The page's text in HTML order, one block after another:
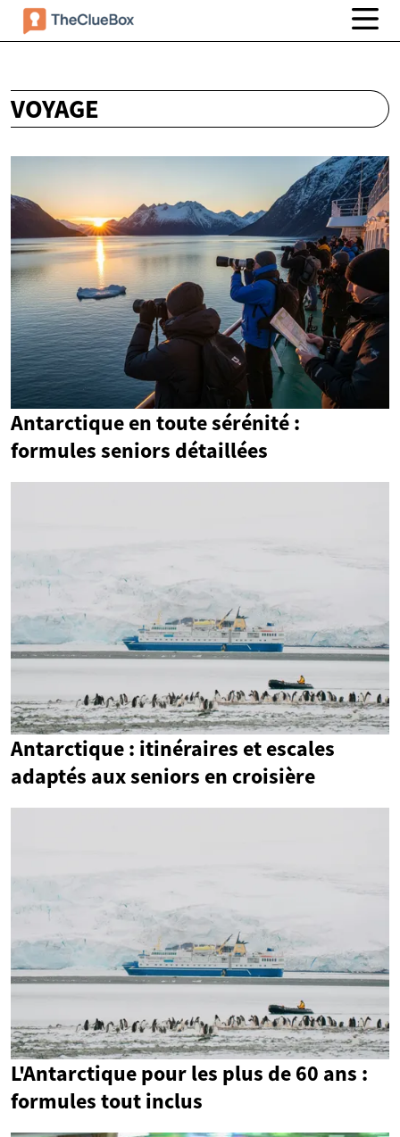
VOYAGE
Antarctique en toute sérénité :
formules seniors détaillées
Antarctique : itinéraires et escales
adaptés aux seniors en croisière
L'Antarctique pour les plus de 60 ans :
formules tout inclus